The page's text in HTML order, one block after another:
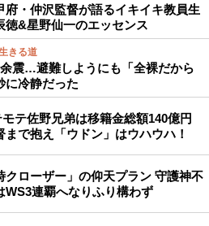
府・仲沢監督が語るイキイキ教員生
&星野仙一のエッセンス
きる道
震…避難しようにも「全裸だから
冷静だった
テ佐野兄弟は移籍金総額140億円
まで抱え「ウドン」はウハウハ！
クローザー」の仰天プラン 守護神不
WS3連覇へなりふり構わず